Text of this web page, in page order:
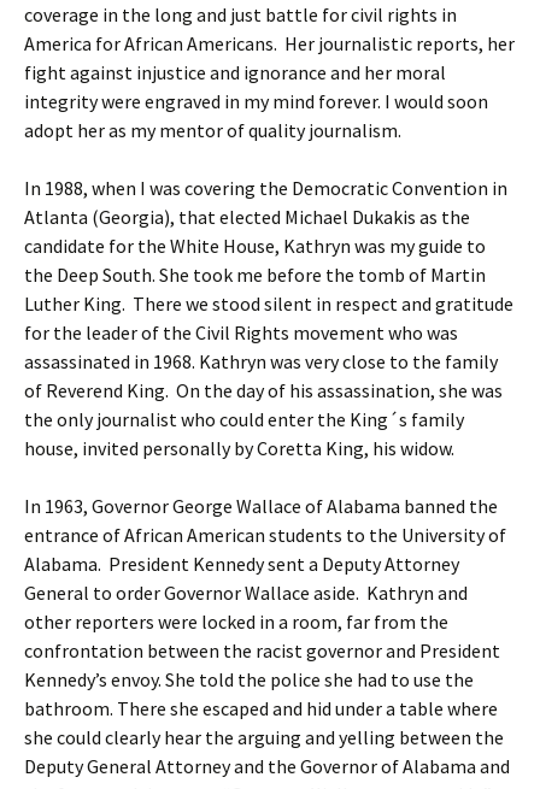
coverage in the long and just battle for civil rights in
America for African Americans. Her journalistic reports, her
fight against injustice and ignorance and her moral
integrity were engraved in my mind forever. I would soon
adopt her as my mentor of quality journalism.
In 1988, when I was covering the Democratic Convention in
Atlanta (Georgia), that elected Michael Dukakis as the
candidate for the White House, Kathryn was my guide to
the Deep South. She took me before the tomb of Martin
Luther King. There we stood silent in respect and gratitude
for the leader of the Civil Rights movement who was
assassinated in 1968. Kathryn was very close to the family
of Reverend King. On the day of his assassination, she was
the only journalist who could enter the King´s family
house, invited personally by Coretta King, his widow.
In 1963, Governor George Wallace of Alabama banned the
entrance of African American students to the University of
Alabama. President Kennedy sent a Deputy Attorney
General to order Governor Wallace aside. Kathryn and
other reporters were locked in a room, far from the
confrontation between the racist governor and President
Kennedy’s envoy. She told the police she had to use the
bathroom. There she escaped and hid under a table where
she could clearly hear the arguing and yelling between the
Deputy General Attorney and the Governor of Alabama and